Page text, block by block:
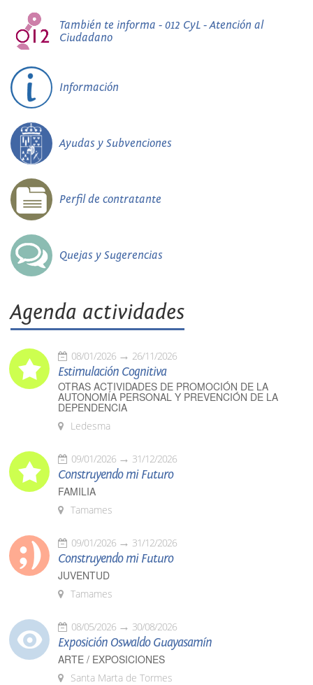
También te informa - 012 CyL - Atención al
Ciudadano
Información
Ayudas y Subvenciones
Perfil de contratante
Quejas y Sugerencias
Agenda actividades
08/01/2026 26/11/2026
Estimulación Cognitiva
OTRAS ACTIVIDADES DE PROMOCIÓN DE LA
AUTONOMÍA PERSONAL Y PREVENCIÓN DE LA
DEPENDENCIA
Ledesma
09/01/2026 31/12/2026
Construyendo mi Futuro
FAMILIA
Tamames
09/01/2026 31/12/2026
Construyendo mi Futuro
JUVENTUD
Tamames
08/05/2026 30/08/2026
Exposición Oswaldo Guayasamín
ARTE / EXPOSICIONES
Santa Marta de Tormes